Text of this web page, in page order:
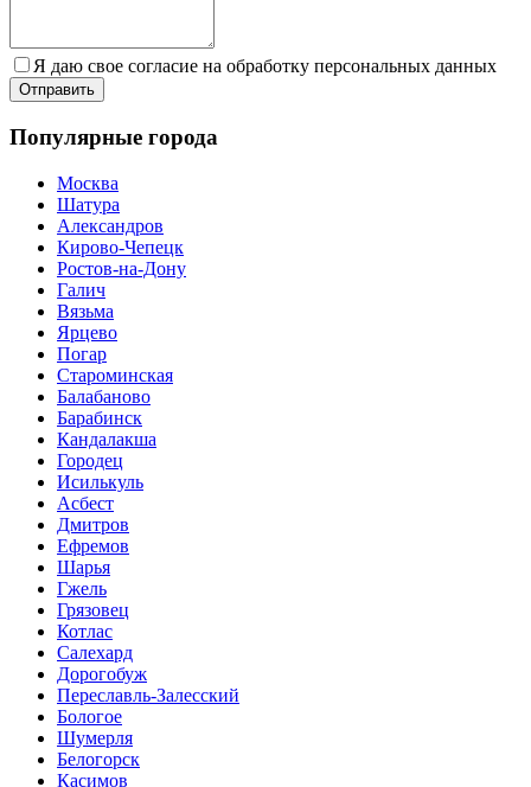
Я даю свое согласие на обработку персональных данных
Популярные города
Москва
Шатура
Александров
Кирово-Чепецк
Ростов-на-Дону
Галич
Вязьма
Ярцево
Погар
Староминская
Балабаново
Барабинск
Кандалакша
Городец
Исилькуль
Асбест
Дмитров
Ефремов
Шарья
Гжель
Грязовец
Котлас
Салехард
Дорогобуж
Переславль-Залесский
Бологое
Шумерля
Белогорск
Касимов